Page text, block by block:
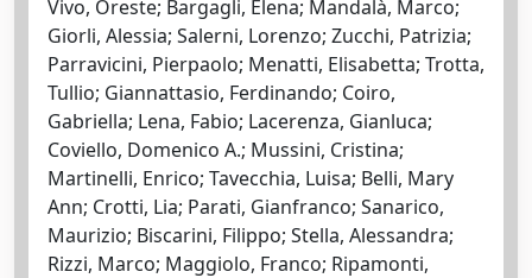
Vivo, Oreste; Bargagli, Elena; Mandalà, Marco;
Giorli, Alessia; Salerni, Lorenzo; Zucchi, Patrizia;
Parravicini, Pierpaolo; Menatti, Elisabetta; Trotta,
Tullio; Giannattasio, Ferdinando; Coiro,
Gabriella; Lena, Fabio; Lacerenza, Gianluca;
Coviello, Domenico A.; Mussini, Cristina;
Martinelli, Enrico; Tavecchia, Luisa; Belli, Mary
Ann; Crotti, Lia; Parati, Gianfranco; Sanarico,
Maurizio; Biscarini, Filippo; Stella, Alessandra;
Rizzi, Marco; Maggiolo, Franco; Ripamonti,